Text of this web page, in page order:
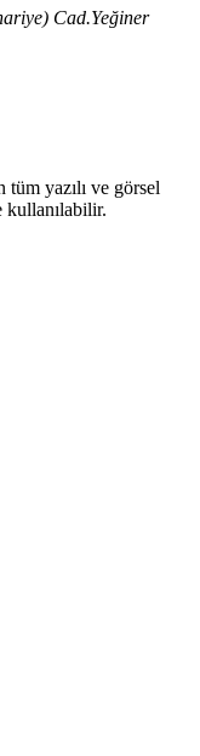
Cad.Yeğiner
yazılı ve görsel